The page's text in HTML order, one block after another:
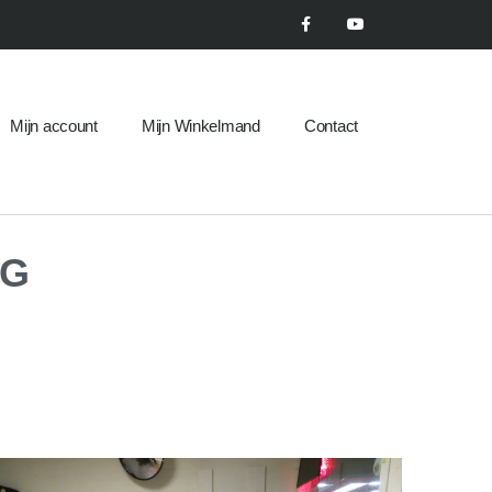
Mijn account Mijn Winkelmand Contact